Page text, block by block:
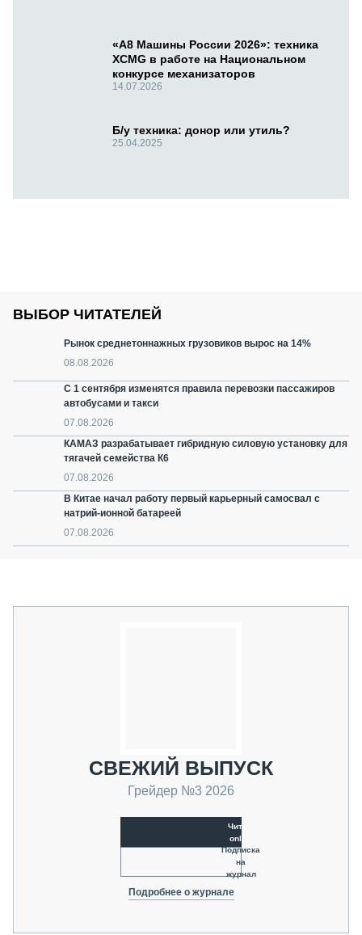
«А8 Машины России 2026»: техника
XCMG в работе на Национальном
конкурсе механизаторов
14.07.2026
Б/у техника: донор или утиль?
25.04.2025
ВЫБОР ЧИТАТЕЛЕЙ
Рынок среднетоннажных грузовиков вырос на 14%
08.08.2026
С 1 сентября изменятся правила перевозки пассажиров
автобусами и такси
07.08.2026
КАМАЗ разрабатывает гибридную силовую установку для
тягачей семейства К6
07.08.2026
В Китае начал работу первый карьерный самосвал с
натрий-ионной батареей
07.08.2026
СВЕЖИЙ ВЫПУСК
Грейдер №3 2026
Читать
online
Подписка
на
журнал
Подробнее о журнале